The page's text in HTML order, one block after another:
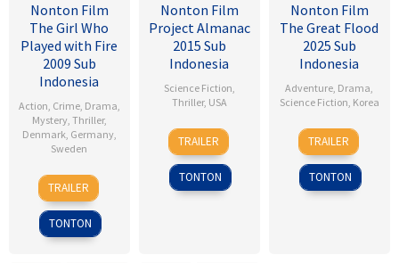
Nonton Film
The Girl Who
Played with Fire
2009 Sub
Indonesia
Action, Crime, Drama,
Mystery, Thriller,
Denmark, Germany,
Sweden
18
Sep
2009
Daniel
Alfredson
TRAILER
TONTON
Nonton Film
Project Almanac
2015 Sub
Indonesia
Science Fiction,
Thriller, USA
28
Jan
2015
Dean
Israelite
TRAILER
TONTON
Nonton Film
The Great Flood
2025 Sub
Indonesia
Adventure, Drama,
Science Fiction, Korea
18
Sep
2025
Kim
Byung-
woo
TRAILER
TONTON